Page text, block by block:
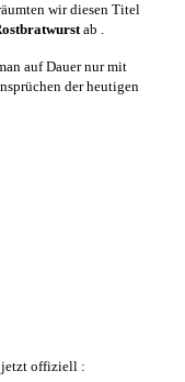
wir diesen Titel
ab .
auf Dauer nur mit
der heutigen
jetzt offiziell :